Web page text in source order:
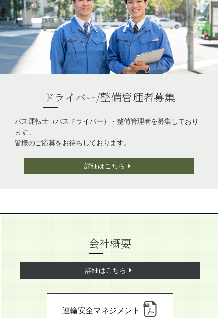
ドライバー/整備管理者募集
バス運転士（バスドライバー）・整備管理者を募集しており
ます。
皆様のご応募をお待ちしております。
詳細はこちら
会社概要
詳細はこちら
運輸安全マネジメント